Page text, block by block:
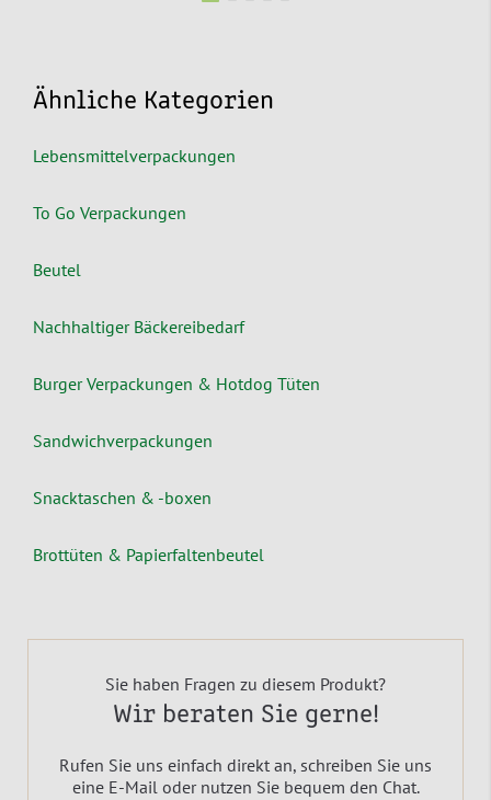
Ähnliche Kategorien
Lebensmittelverpackungen
To Go Verpackungen
Beutel
Nachhaltiger Bäckereibedarf
Burger Verpackungen & Hotdog Tüten
Sandwichverpackungen
Snacktaschen & -boxen
Brottüten & Papierfaltenbeutel
Sie haben Fragen zu diesem Produkt?
Wir beraten Sie gerne!
Rufen Sie uns einfach direkt an, schreiben Sie uns
eine E-Mail oder nutzen Sie bequem den Chat.